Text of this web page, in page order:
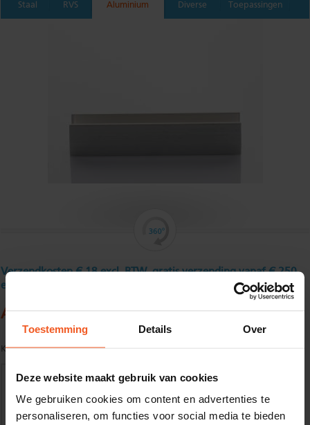
Toestemming Details Over
Deze website maakt gebruik van cookies
We gebruiken cookies om content en advertenties te
personaliseren, om functies voor social media te bieden
Staal RVS Aluminium Diverse Toepassingen
Verzendkosten € 18 excl. BTW, gratis verzending vanaf € 250
excl. BTW
Aluminium U - profiel 25 x 50 x 25 x 2,5 mm
Kwaliteit: EN AW-6060-T66 volgens EN755-1/2